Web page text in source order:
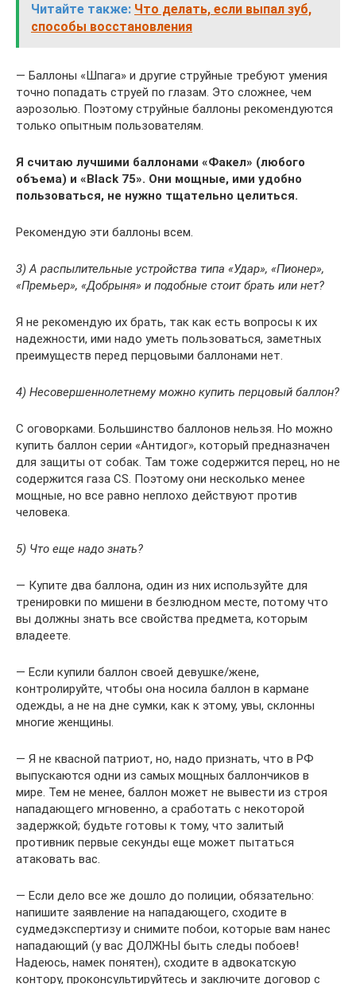
Читайте также: Что делать, если выпал зуб,
способы восстановления
— Баллоны «Шпага» и другие струйные требуют умения
точно попадать струей по глазам. Это сложнее, чем
аэрозолью. Поэтому струйные баллоны рекомендуются
только опытным пользователям.
Я считаю лучшими баллонами «Факел» (любого
объема) и «Black 75». Они мощные, ими удобно
пользоваться, не нужно тщательно целиться.
Рекомендую эти баллоны всем.
3) А распылительные устройства типа «Удар», «Пионер»,
«Премьер», «Добрыня» и подобные стоит брать или нет?
Я не рекомендую их брать, так как есть вопросы к их
надежности, ими надо уметь пользоваться, заметных
преимуществ перед перцовыми баллонами нет.
4) Несовершеннолетнему можно купить перцовый баллон?
С оговорками. Большинство баллонов нельзя. Но можно
купить баллон серии «Антидог», который предназначен
для защиты от собак. Там тоже содержится перец, но не
содержится газа CS. Поэтому они несколько менее
мощные, но все равно неплохо действуют против
человека.
5) Что еще надо знать?
— Купите два баллона, один из них используйте для
тренировки по мишени в безлюдном месте, потому что
вы должны знать все свойства предмета, которым
владеете.
— Если купили баллон своей девушке/жене,
контролируйте, чтобы она носила баллон в кармане
одежды, а не на дне сумки, как к этому, увы, склонны
многие женщины.
— Я не квасной патриот, но, надо признать, что в РФ
выпускаются одни из самых мощных баллончиков в
мире. Тем не менее, баллон может не вывести из строя
нападающего мгновенно, а сработать с некоторой
задержкой; будьте готовы к тому, что залитый
противник первые секунды еще может пытаться
атаковать вас.
— Если дело все же дошло до полиции, обязательно:
напишите заявление на нападающего, сходите в
судмедэкспертизу и снимите побои, которые вам нанес
нападающий (у вас ДОЛЖНЫ быть следы побоев!
Надеюсь, намек понятен), сходите в адвокатскую
контору, проконсультируйтесь и заключите договор с